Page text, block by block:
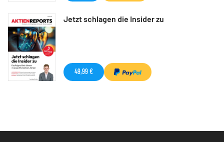
Jetzt schlagen die Insider zu
49,99 €